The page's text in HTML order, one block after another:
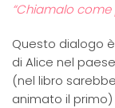
“Chiamalo come
Questo dialogo
di Alice nel
(nel libro
animato il